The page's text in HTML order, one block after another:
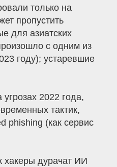
только на
пропустить
для азиатских
с одним из
году); устаревшие
2022 года,
тактик,
phishing (как сервис
хакеры дурачат ИИ